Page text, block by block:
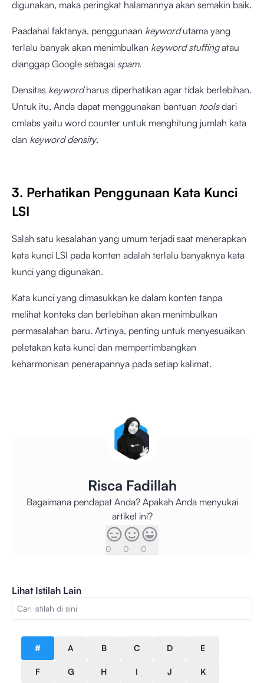
digunakan, maka peringkat halamannya akan semakin baik.
Paadahal faktanya, penggunaan keywordutama yang
terlalu banyak akan menimbulkan keyword stuffingatau
dianggap Google sebagai spam.
Densitas keywordharus diperhatikan agar tidak berlebihan.
Untuk itu, Anda dapat menggunakan bantuan toolsdari
cmlabs yaitu word counter untuk menghitung jumlah kata
dan keyword density.
3. Perhatikan Penggunaan Kata Kunci
LSI
Salah satu kesalahan yang umum terjadi saat menerapkan
kata kunci LSI pada konten adalah terlalu banyaknya kata
kunci yang digunakan.
Kata kunci yang dimasukkan ke dalam konten tanpa
melihat konteks dan berlebihan akan menimbulkan
permasalahan baru. Artinya, penting untuk menyesuaikan
peletakan kata kunci dan mempertimbangkan
keharmonisan penerapannya pada setiap kalimat.
Risca Fadillah
Bagaimana pendapat Anda? Apakah Anda menyukai
artikel ini?
0 0 0
Lihat Istilah Lain
# A B C D E
F G H I J K